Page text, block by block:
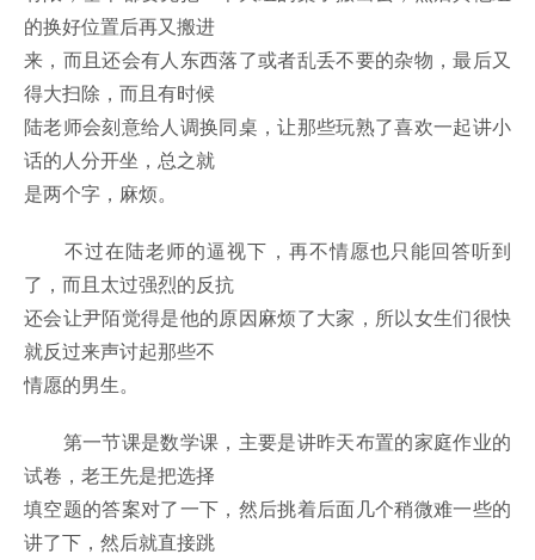
的换好位置后再又搬进
来，而且还会有人东西落了或者乱丢不要的杂物，最后又
得大扫除，而且有时候
陆老师会刻意给人调换同桌，让那些玩熟了喜欢一起讲小
话的人分开坐，总之就
是两个字，麻烦。
不过在陆老师的逼视下，再不情愿也只能回答听到
了，而且太过强烈的反抗
还会让尹陌觉得是他的原因麻烦了大家，所以女生们很快
就反过来声讨起那些不
情愿的男生。
第一节课是数学课，主要是讲昨天布置的家庭作业的
试卷，老王先是把选择
填空题的答案对了一下，然后挑着后面几个稍微难一些的
讲了下，然后就直接跳